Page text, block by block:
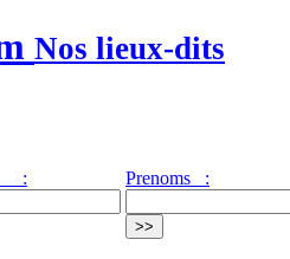
Nos lieux-dits
: Prenoms :